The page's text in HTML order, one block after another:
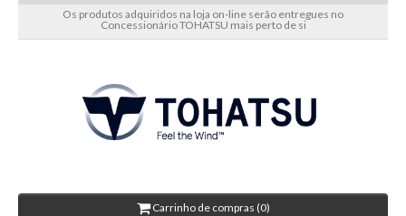
Os produtos adquiridos na loja on-line serão entregues no
Concessionário TOHATSU mais perto de si
Carrinho de compras (0)